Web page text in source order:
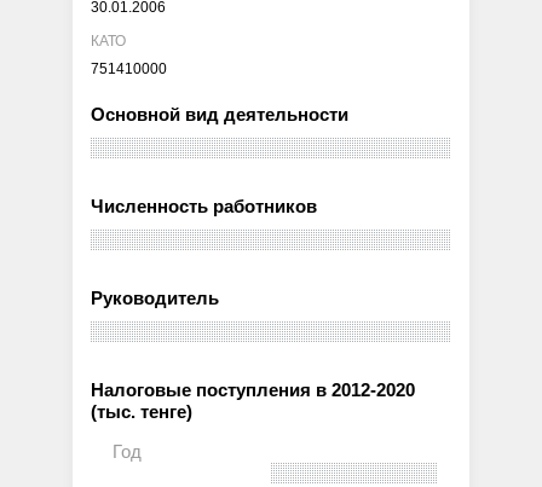
30.01.2006
КАТО
751410000
Основной вид деятельности
Численность работников
Руководитель
Налоговые поступления в 2012-2020
(тыс. тенге)